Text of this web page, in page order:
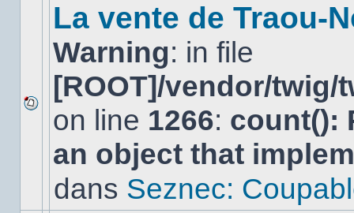
Aucun
nouveau
message
non-
dans
La vente de Traou-
Warning: in file
[ROOT]/vendor/
on line 1266: count():
an object that
dans Seznec: